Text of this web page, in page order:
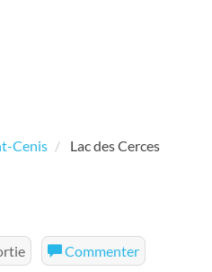
Cenis Lac des Cerces
Commenter